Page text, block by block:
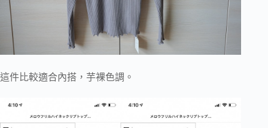
這件比較適合內搭，芋裸色調。